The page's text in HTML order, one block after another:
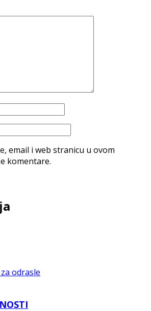
email i web stranicu u ovom
komentare.
odrasle